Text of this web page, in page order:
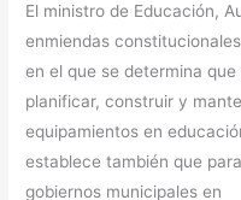
El ministro de Educación,
enmiendas
en el que se determina
planificar, construir y
equipamientos en
establece también que
gobiernos municipales en